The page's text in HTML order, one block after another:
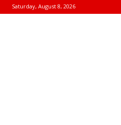
Saturday, August 8, 2026